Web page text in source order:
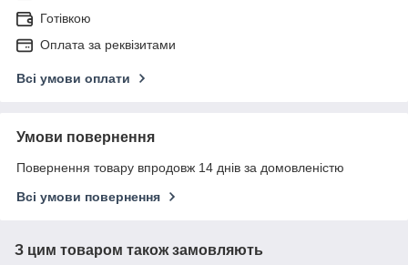
Готівкою
Оплата за реквізитами
Всі умови оплати
Умови повернення
Повернення товару впродовж 14 днів за домовленістю
Всі умови повернення
З цим товаром також замовляють